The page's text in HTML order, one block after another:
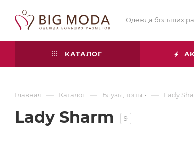
Одежда больших
КАТАЛОГ
Главная — Каталог — Блузы, топы — Lady
Lady Sharm 9